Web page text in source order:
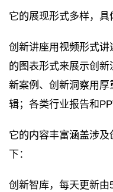
它的展现形式多样，具
创新讲座用视频形式讲
的图表形式来展示创新
新案例、创新洞察用
辑；各类行业报告和
它的内容丰富涵盖涉
下：
创新智库，每天更新